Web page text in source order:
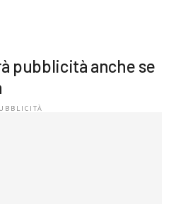
pubblicità anche se